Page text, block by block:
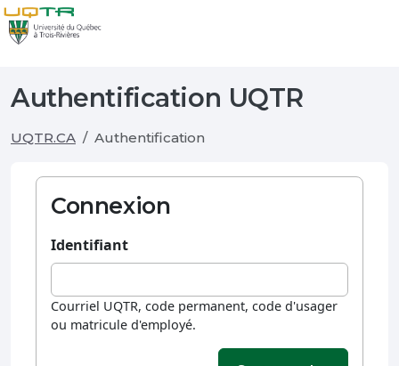
Authentification UQTR
UQTR.CA Authentification
Connexion
Identifiant
Courriel UQTR, code permanent, code d'usager
ou matricule d'employé.